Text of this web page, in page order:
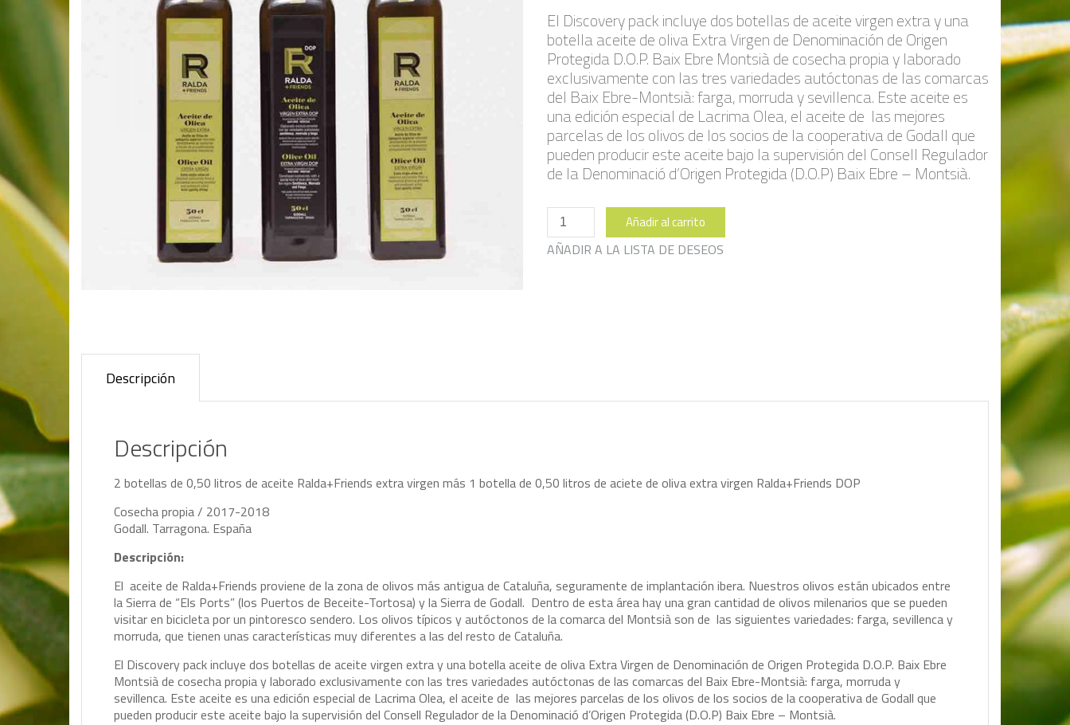
El Discovery pack incluye dos botellas de aceite virgen extra y una
botella aceite de oliva Extra Virgen de Denominación de Origen
Protegida D.O.P. Baix Ebre Montsià de cosecha propia y laborado
exclusivamente con las tres variedades autóctonas de las comarcas
del Baix Ebre-Montsià: farga, morruda y sevillenca. Este aceite es
una edición especial de Lacrima Olea, el aceite de las mejores
parcelas de los olivos de los socios de la cooperativa de Godall que
pueden producir este aceite bajo la supervisión del Consell Regulador
de la Denominació d’Origen Protegida (D.O.P) Baix Ebre – Montsià.
Pack
Descubierta
cantidad
Añadir al carrito
AÑADIR A LA LISTA DE DESEOS
Descripción
Descripción
2 botellas de 0,50 litros de aceite Ralda+Friends extra virgen más 1 botella de 0,50 litros de aciete de oliva extra virgen Ralda+Friends DOP
Cosecha propia / 2017-2018
Godall. Tarragona. España
Descripción:
El aceite de Ralda+Friends proviene de la zona de olivos más antigua de Cataluña, seguramente de implantación ibera. Nuestros olivos están ubicados entre
la Sierra de “Els Ports” (los Puertos de Beceite-Tortosa) y la Sierra de Godall. Dentro de esta área hay una gran cantidad de olivos milenarios que se pueden
visitar en bicicleta por un pintoresco sendero. Los olivos típicos y autóctonos de la comarca del Montsià son de las siguientes variedades: farga, sevillenca y
morruda, que tienen unas características muy diferentes a las del resto de Cataluña.
El Discovery pack incluye dos botellas de aceite virgen extra y una botella aceite de oliva Extra Virgen de Denominación de Origen Protegida D.O.P. Baix Ebre
Montsià de cosecha propia y laborado exclusivamente con las tres variedades autóctonas de las comarcas del Baix Ebre-Montsià: farga, morruda y
sevillenca. Este aceite es una edición especial de Lacrima Olea, el aceite de las mejores parcelas de los olivos de los socios de la cooperativa de Godall que
pueden producir este aceite bajo la supervisión del Consell Regulador de la Denominació d’Origen Protegida (D.O.P) Baix Ebre – Montsià.